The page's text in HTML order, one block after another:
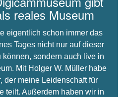
reales Museum
eigentlich schon immer das
Tages nicht nur auf dieser
können, sondern auch live in
Mit Holger W. Müller habe
der meine Leidenschaft für
teilt. Außerdem haben wir in